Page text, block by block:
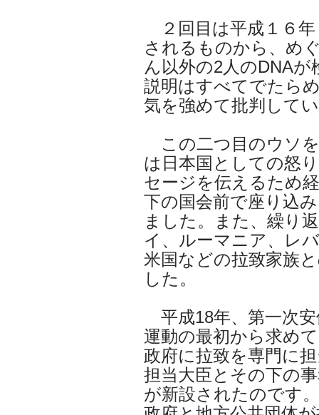
２回目は平成１６
されるものから、め
ん以外の2人のDNA
説明はすべてでたら
気を強めて批判して
この二つ目のウソ
は日本国としての怒
セージを伝えるため
下の国会前で座り込
ました。また、繰り
イ、ルーマニア、レ
米国などの拉致家族
した。
平成18年、第一次
運動の最初から求め
政府に拉致を専門に
担当大臣とその下の
が新設されたのです